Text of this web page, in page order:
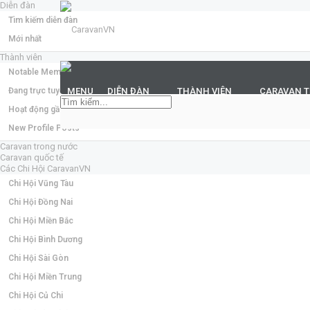
Diễn đàn
Tìm kiếm diễn đàn
Mới nhất
Thành viên
Notable Members
Đang trực tuyến
Hoạt động gần đây
New Profile Posts
Caravan trong nước
Caravan quốc tế
Các Chi Hội CaravanVN
Chi Hội Vũng Tàu
Chi Hội Đồng Nai
Chi Hội Miền Bắc
Chi Hội Bình Dương
Chi Hội Sài Gòn
Chi Hội Miền Trung
Chi Hội Củ Chi
MENU DIỄN ĐÀN THÀNH VIÊN CARAVAN